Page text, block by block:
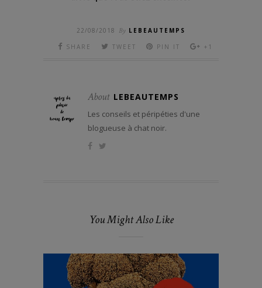
22/08/2018 By LEBEAUTEMPS
SHARE
TWEET PIN IT +1
About LEBEAUTEMPS
Les conseils et péripéties d'une
blogueuse à chat noir.
You Might Also Like